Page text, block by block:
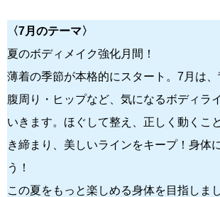
〈7月のテーマ〉
夏のボディメイク強化月間！
薄着の季節が本格的にスタート。7月は
腹周り・ヒップなど、気になるボディラ
いきます。ほぐして整え、正しく動くこ
き締まり、美しいラインをキープ！身体
う！
この夏をもっと楽しめる身体を目指しま